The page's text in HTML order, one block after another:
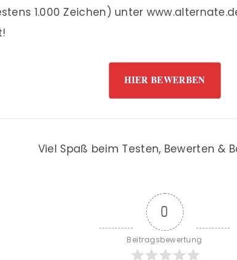
1.000 Zeichen) unter
HIER BEWERBEN
Viel Spaß beim Testen, Bewerten &
0
Beitragsbewertung